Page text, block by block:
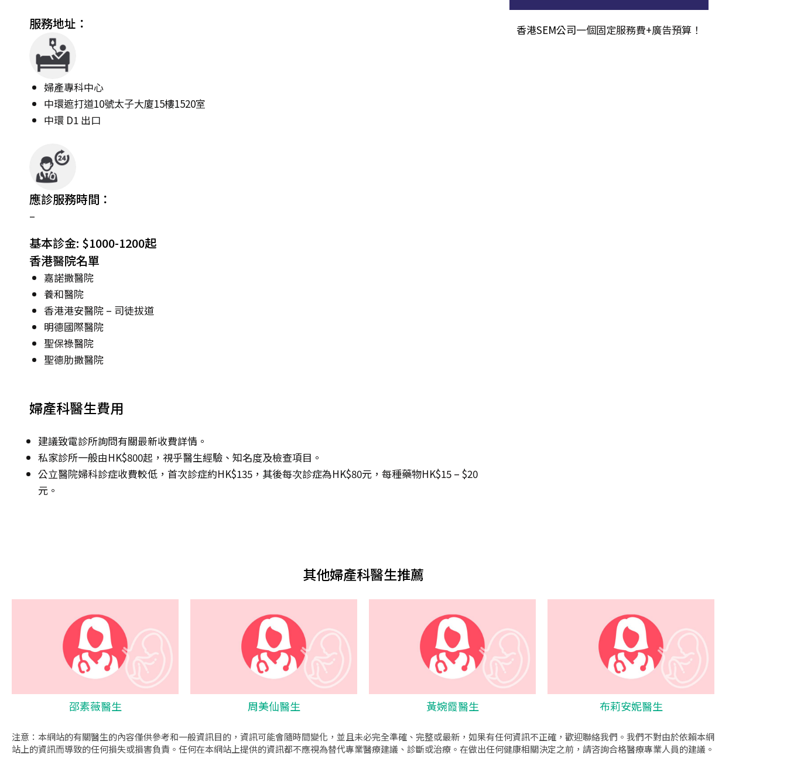
服務地址：
婦產專科中心
中環遮打道10號太子大廈15樓1520室
中環 D1 出口
應診服務時間：
–
基本診金: $1000-1200起
香港醫院名單
嘉諾撒醫院
養和醫院
香港港安醫院 – 司徒拔道
明德國際醫院
聖保祿醫院
聖德肋撒醫院
婦產科醫生費用
建議致電診所詢問有關最新收費詳情。
私家診所一般由HK$800起，視乎醫生經驗、知名度及檢查項目。
公立醫院婦科診症收費較低，首次診症約HK$135，其後每次診症為HK$80元，每種藥物HK$15 – $20
元。
香港SEM公司一個固定服務費+廣告預算！
其他婦產科醫生推薦
邵素薇醫生 周美仙醫生 黃婉霞醫生 布莉安妮醫生
注意：本網站的有關醫生的內容僅供參考和一般資訊目的，資訊可能會隨時間變化，並且未必完全準確、完整或最新，如果有任何資訊不正確，歡迎聯絡我們。我們不對由於依賴本網
站上的資訊而導致的任何損失或損害負責。任何在本網站上提供的資訊都不應視為替代專業醫療建議、診斷或治療。在做出任何健康相關決定之前，請咨詢合格醫療專業人員的建議。